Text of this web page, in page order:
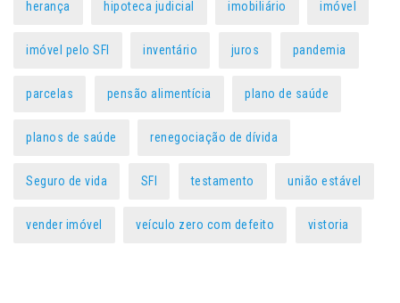
herança hipoteca judicial imobiliário imóvel
imóvel pelo SFI inventário juros pandemia
parcelas pensão alimentícia plano de saúde
planos de saúde renegociação de dívida
Seguro de vida SFI testamento união estável
vender imóvel veículo zero com defeito vistoria